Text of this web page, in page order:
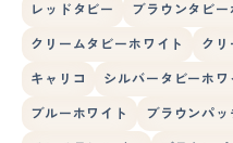
レッドタビー ブラウンタビー
クリームタビーホワイト クリ
キャリコ シルバータビーホワ
ブルーホワイト ブラウンパッ